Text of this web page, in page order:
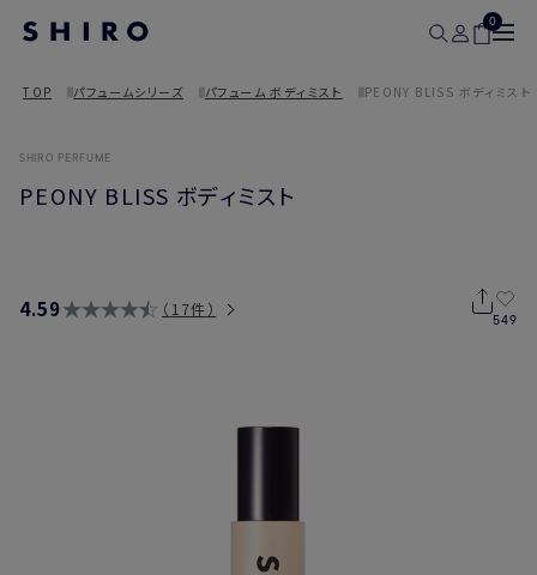
0
TOP パフュームシリーズ パフューム ボディミスト PEONY BLISS ボディミスト
SHIRO PERFUME
PEONY BLISS ボディミスト
4.59 17件
549